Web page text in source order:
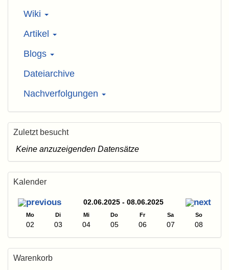
Wiki
Artikel
Blogs
Dateiarchive
Nachverfolgungen
Zuletzt besucht
Keine anzuzeigenden Datensätze
Kalender
02.06.2025 - 08.06.2025
Mo Di Mi Do Fr Sa So
02 03 04 05 06 07 08
Warenkorb